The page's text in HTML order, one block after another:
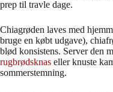
prep til travle dage.
Chiagrøden laves med
bruge en købt udgave),
blød konsistens. Server den
rugbrødsknas eller knuste
sommerstemning.